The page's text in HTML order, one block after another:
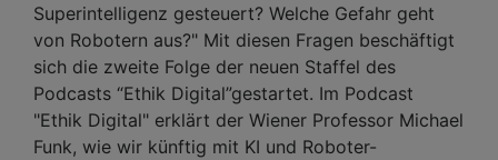
Superintelligenz gesteuert? Welche Gefahr geht
von Robotern aus?" Mit diesen Fragen beschäftigt
sich die zweite Folge der neuen Staffel des
Podcasts “Ethik Digital”gestartet. Im Podcast
"Ethik Digital" erklärt der Wiener Professor Michael
Funk, wie wir künftig mit KI und Roboter-